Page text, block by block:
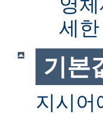
세
기본
지시어